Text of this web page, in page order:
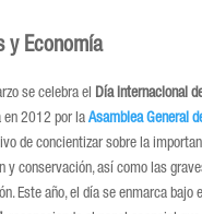
y Economía
se celebra el Día internacional
en 2012 por la Asamblea General
de concientizar sobre la
y conservación, así como las
Este año, el día se enmarca bajo